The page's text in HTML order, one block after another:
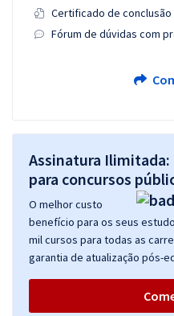
Certificado de conclusão
Fórum de dúvidas com
Assinatura Ilimitada:
para concursos
O melhor custo
benefício para os seus
mil cursos para todas as
garantia de atualização pós-